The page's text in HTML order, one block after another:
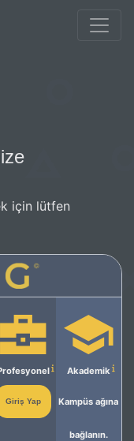
için lütfen
Giriş Yap
Akademik
Kampüs ağına
bağlanın.